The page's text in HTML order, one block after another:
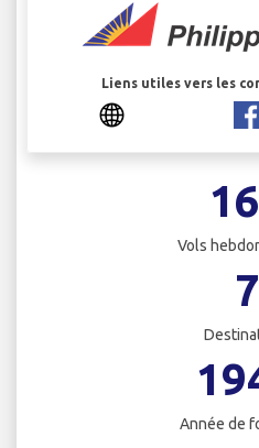
Liens utiles vers les
Vols
7
Année de